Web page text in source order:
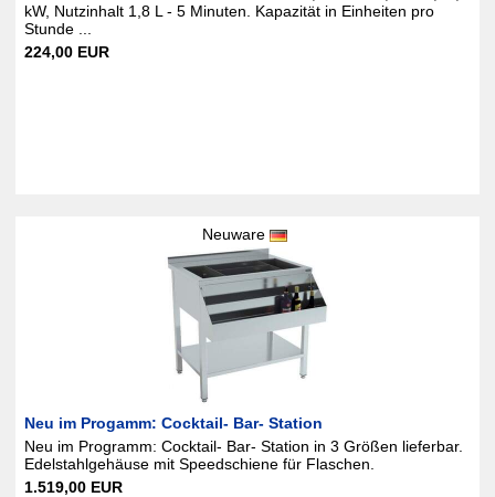
kW, Nutzinhalt 1,8 L - 5 Minuten. Kapazität in Einheiten pro
Stunde ...
224,00 EUR
Neuware
Neu im Progamm: Cocktail- Bar- Station
Neu im Programm: Cocktail- Bar- Station in 3 Größen lieferbar.
Edelstahlgehäuse mit Speedschiene für Flaschen.
1.519,00 EUR